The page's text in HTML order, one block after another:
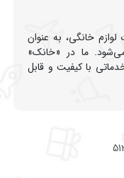
خانگی، به عنوان
ما در «خانک»
با کیفیت و قابل